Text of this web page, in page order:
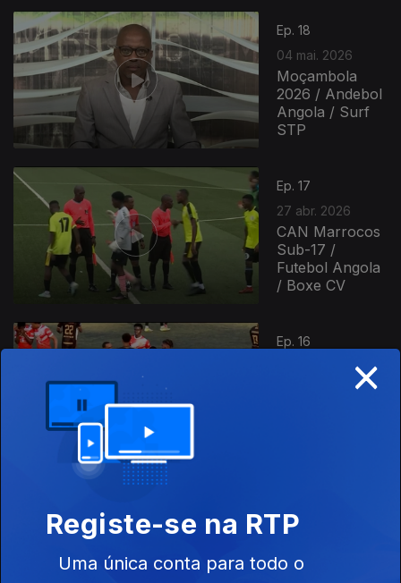
Ep. 18
04 mai. 2026
Moçambola
2026 / Andebol
Angola / Surf
STP
Ep. 17
27 abr. 2026
CAN Marrocos
Sub-17 /
Futebol Angola
/ Boxe CV
Ep. 16
Moçambola
Futebol
Basquetebol
×
Registe-se na RTP
Uma única conta para todo o